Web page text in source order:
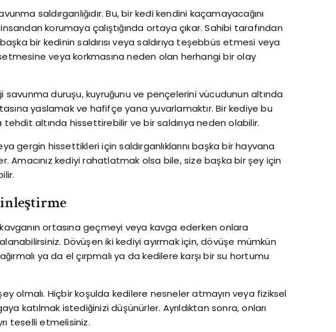
saldırganlığıdır. Bu, bir kedi kendini kaçamayacağını
korumaya çalıştığında ortaya çıkar. Sahibi tarafından
bir kedinin saldırısı veya saldırıya teşebbüs etmesi veya
veya korkmasına neden olan herhangi bir olay
duruşu, kuyruğunu ve pençelerini vücudunun altında
yaslamak ve hafifçe yana yuvarlamaktır. Bir kediye bu
altında hissettirebilir ve bir saldırıya neden olabilir.
gergin hissettikleri için saldırganlıklarını başka bir hayvana
Amacınız kediyi rahatlatmak olsa bile, size başka bir şey için
ortasına geçmeyi veya kavga ederken onlara
Dövüşen iki kediyi ayırmak için, dövüşe mümkün
ya da el çırpmalı ya da kedilere karşı bir su hortumu
olmalı. Hiçbir koşulda kedilere nesneler atmayın veya fiziksel
katılmak istediğinizi düşünürler. Ayrıldıktan sonra, onları
teselli etmelisiniz.